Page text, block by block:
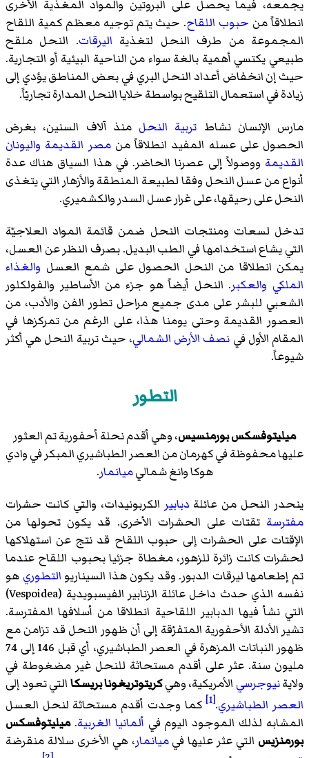
يجمعه، فيما يحصل على البروتين والمواد المغذّية الأخرى
انطلاقاً من حبوب اللقاح. حيث يتم توجيه معظم كمية اللقاح
المجموعة من طرف النحل لتغذية اليرقات. النحل ملقح
طبيعي يكتسي أهمية بالغة سواء من الناحية البيئية أو التجارية.
حيث إن انخفاض أعداد النحل البري في بعض المناطق يؤدي إلى
زيادة في استعمال التلقيح بواسطة خلايا النحل المدارة تجاريّاً.
مارس الإنسان نشاط تربية النحل منذ آلاف السنين، بغرض
الحصول على عسله المفيد انطلاقاً منمصر القديمة واليونان
القديمة ووصولاً إلى عصرنا الحاضر. في هذا السياق هناك عدة
أنواع من عسل النحل وفقا لطبيعة المنطقة والأزهار التي يتغذى
النحل على رحيقها، على غرار عسل السدر والكشميري.
تدخل لسعات ومنتجات النحل ضمن قائمة المواد العلاجيّة
التي يشاع استخدامها في الطب البديل. بصرف النظر عن العسل،
يمكن انطلاقا من النحل الحصول على شمع العسل والغذاء
الملكي والعكبر. النحل أيضاً هو جزء من الأساطير والفولكلور
الشعبي للبشر على مدى جميع مراحل تطور الفن والأدب، من
العصور القديمة وحتى يومنا هذا، على الرغم من تمركزها في
المقام الأول في نصف الأرض الشمالي، حيث تربية النحل هي أكثر
شيوعاً.
التطور
ميليتوفسكس بورمنسيس، وهي أقدم نحلة أحفورية تم العثور
عليها محفوظة في كهرمان من العصر الطباشيري المبكر في وادي
هوكا وانغ شماليميانمار.
ينحدر النحل من عائلة دبابير الكربونيدات، والتي كانت حشرات
مفترسة تقتات على الحشرات الأخرى. قد يكون تحولها من
الإقتات على الحشرات إلى حبوب اللقاح قد نتج عن استهلاكها
لحشرات كانت زائرة للزهور، مغطاة جزئيا بحبوب اللقاح عندما
تم إطعامها ليرقات الدبور. وقد يكون هذا السيناريو التطوري هو
نفسه الذي حدث داخل عائلة الزنابير الفيسبويدية (Vespoidea)
التي نشأ فيها الدبابير اللقاحية انطلاقا من أسلافها المفترسة.
تشير الأدلة الأحفورية المتفرّقة إلى أن ظهور النحل قد تزامن مع
ظهور النباتات المزهرة في العصر الطباشيري، أي قبل 146 إلى 74
مليون سنة. عثر على أقدم مستحاثة للنحل غير مضغوطة في
ولايةنيوجرسي الأمريكية، وهيكريتوتريغونا بريسكاالتي تعود إلى
العصر الطباشيري.
[1]
كما وجدت أقدم مستحاثة لنحل العسل
المشابه لذلك الموجود اليوم في ألمانيا الغربية.ميليتوفسكس
بورمنزيس التي عثر عليها فيميانمار، هي الأخرى سلالة منقرضة